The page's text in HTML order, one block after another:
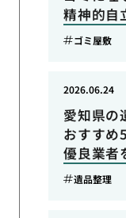
精神的自
ゴミ屋敷
愛知県の
おすすめ
優良業者
2026.06.24
遺品整理